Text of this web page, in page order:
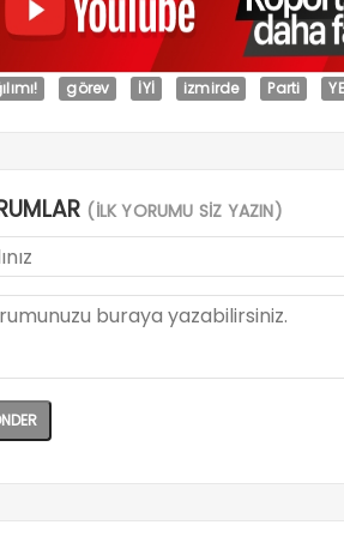
görev İYİ izmirde Parti
(İLK YORUMU SİZ YAZIN)